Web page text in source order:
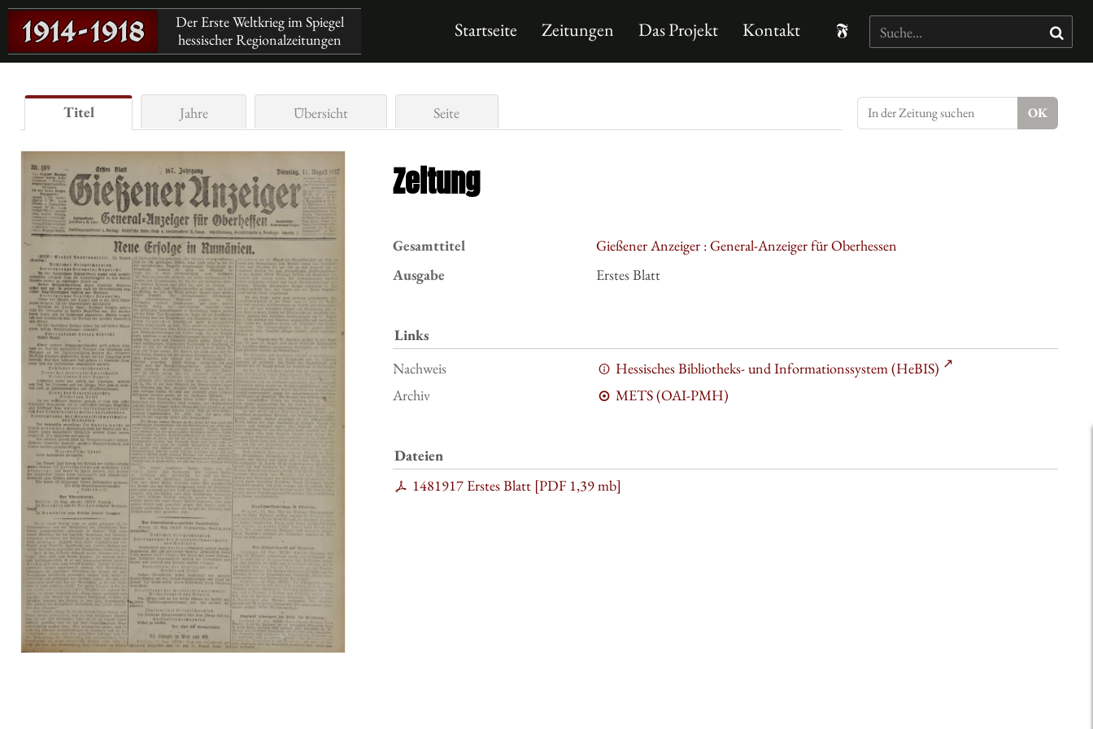
Der Erste Weltkrieg im Spiegel
hessischer Regionalzeitungen
Startseite Zeitungen Das Projekt Kontakt
Titel Jahre Übersicht Seite
Zeitung
Gesamttitel
Gießener Anzeiger : General-Anzeiger für Oberhessen
Ausgabe
Erstes Blatt
Links
Nachweis
Hessisches Bibliotheks- und Informationssystem (HeBIS)
Archiv
METS (OAI-PMH)
Dateien
1481917 Erstes Blatt [PDF1,39 mb]